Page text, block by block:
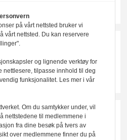
på vårt nettsted bruker vi
vårt nettsted. Du kan reservere
og lignende verktøy for
nettlesere, tilpasse innhold til deg
funksjonalitet. Les mer i vår
Om du samtykker under, vil
nettstedene til medlemmene i
fra dine besøk på tvers av
over medlemmene finner du på